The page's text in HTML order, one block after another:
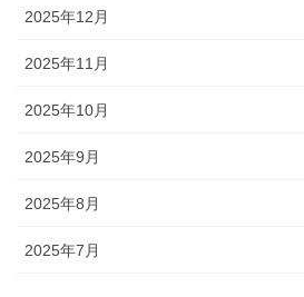
2025年12月
2025年11月
2025年10月
2025年9月
2025年8月
2025年7月